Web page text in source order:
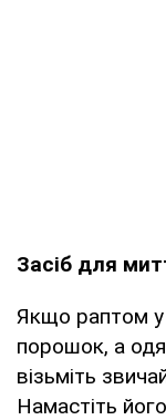
Засіб для
Якщо раптом у
порошок, а
візьміть
Намастіть